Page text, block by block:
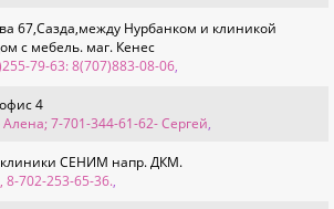
67,Сазда,между Нурбанком и клиникой
с мебель. маг. Кенес
79-63: 8(707)883-08-06,
4
7-701-344-61-62- Сергей,
клиники СЕНИМ напр. ДКМ.
8-702-253-65-36.,